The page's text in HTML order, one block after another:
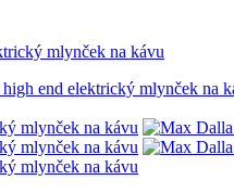
mlynček na kávu